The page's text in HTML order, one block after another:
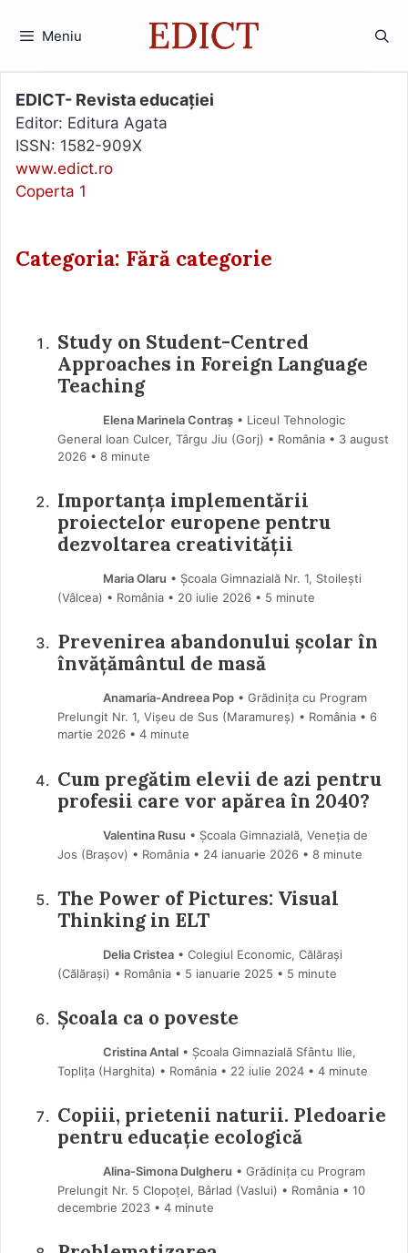
Meniu
EDICT- Revista educației
Editor: Editura Agata
ISSN: 1582-909X
www.edict.ro
Coperta 1
Categoria: Fără categorie
Study on Student-Centred
Approaches in Foreign Language
Teaching
Elena Marinela Contraș• Liceul Tehnologic
General Ioan Culcer, Târgu Jiu (Gorj) • România
3 august
2026 • 8 minute
Importanța implementării
proiectelor europene pentru
dezvoltarea creativității
Maria Olaru • Școala Gimnazială Nr. 1, Stoilești
(Vâlcea) • România
20 iulie 2026 • 5 minute
Prevenirea abandonului școlar în
învățământul de masă
Anamaria-Andreea Pop• Grădinița cu Program
Prelungit Nr. 1, Vișeu de Sus (Maramureş) • România
6
martie 2026 • 4 minute
Cum pregătim elevii de azi pentru
profesii care vor apărea în 2040?
Valentina Rusu • Școala Gimnazială, Veneția de
Jos (Braşov) • România
24 ianuarie 2026 • 8 minute
The Power of Pictures: Visual
Thinking in ELT
Delia Cristea• Colegiul Economic, Călărași
(Călărași) • România
5 ianuarie 2025 • 5 minute
Școala ca o poveste
Cristina Antal• Școala Gimnazială Sfântu Ilie,
Toplița (Harghita) • România
22 iulie 2024 • 4 minute
Copiii, prietenii naturii. Pledoarie
pentru educație ecologică
Alina-Simona Dulgheru • Grădinița cu Program
Prelungit Nr. 5 Clopoțel, Bârlad (Vaslui) • România
10
decembrie 2023 • 4 minute